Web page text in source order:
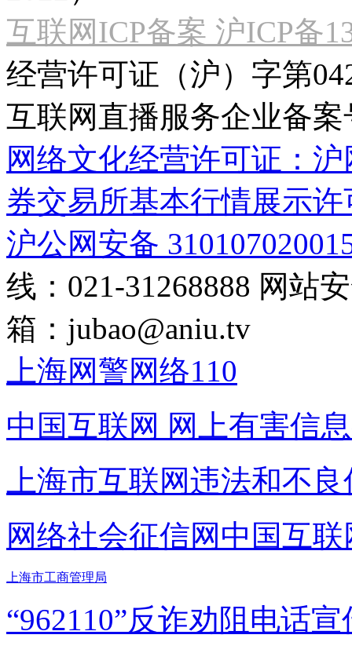
互联网ICP备案 沪ICP备
经营许可证（沪）字第
互联网直播服务企业备案
网络文化经营许可证：
券交易所基本行情展示许
沪公网安备
线：021-31268888 网站
箱： jubao@aniu.tv
上海网警网络110
中国互联网 网上有害信
上海市互联网违法和不
网络社会征信网 中国互
上海市工商管理局
“962110”反诈劝阻电话宣